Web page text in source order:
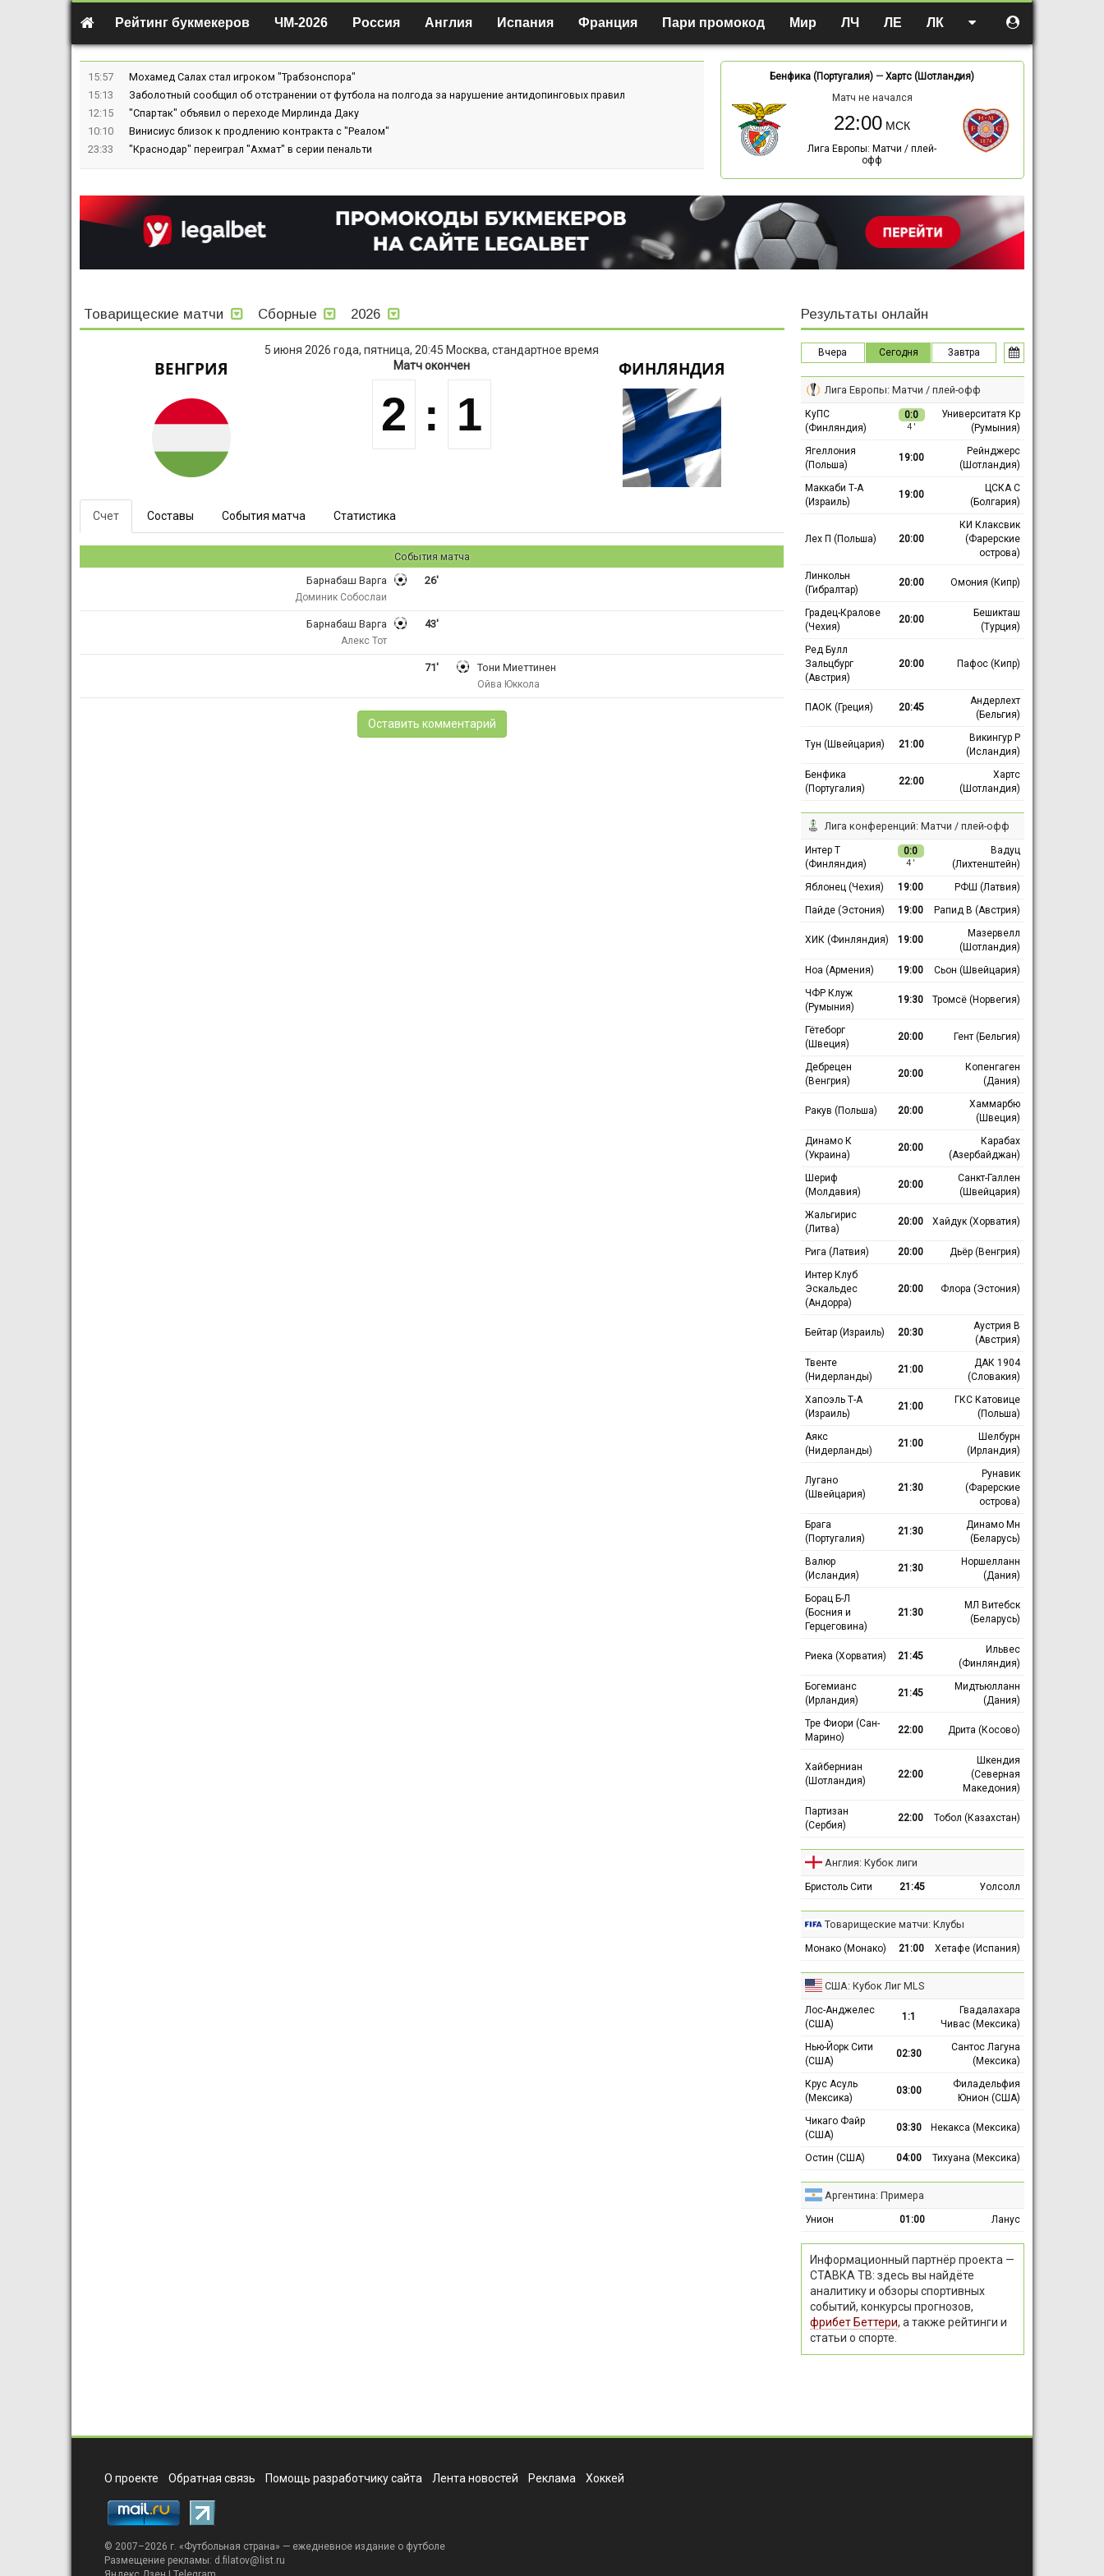
Рейтинг букмекеров ЧМ-2026 Россия Англия Испания Франция Пари промокод Мир ЛЧ ЛЕ ЛК
15:57
Мохамед Салах стал игроком "Трабзонспора"
15:13
Заболотный сообщил об отстранении от футбола на полгода за нарушение антидопинговых правил
12:15
"Спартак" объявил о переходе Мирлинда Даку
10:10
Винисиус близок к продлению контракта с "Реалом"
23:33
"Краснодар" переиграл "Ахмат" в серии пенальти
Бенфика (Португалия) —Хартс (Шотландия)
Матч не начался
22:00
Лига Европы: Матчи / плей-
офф
Товарищеские матчи Сборные 2026
5 июня 2026 года, пятница, 20:45 Москва, стандартное время
ВЕНГРИЯ Матч окончен
2 : 1
ФИНЛЯНДИЯ
Счет Составы События матча Статистика
События матча
26'
Барнабаш Варга
Доминик Собослаи
43'
Барнабаш Варга
Алекс Тот
71' Тони Миеттинен
Ойва Юккола
Оставить комментарий
Результаты онлайн
Вчера Сегодня Завтра
Лига Европы: Матчи / плей-офф
КуПС
(Финляндия)
0:0
4 ′
Университатя Кр
(Румыния)
Ягеллония
(Польша)
19:00
Рейнджерс
(Шотландия)
Маккаби Т-А
(Израиль)
19:00
ЦСКА С
(Болгария)
Лех П (Польша) 20:00
КИ Клаксвик
(Фарерские
острова)
Линкольн
(Гибралтар)
20:00 Омония (Кипр)
Градец-Кралове
(Чехия)
20:00
Бешикташ
(Турция)
Ред Булл
Зальцбург
(Австрия)
20:00 Пафос (Кипр)
ПАОК (Греция) 20:45
Андерлехт
(Бельгия)
Тун (Швейцария) 21:00
Викингур Р
(Исландия)
Бенфика
(Португалия)
22:00
Хартс
(Шотландия)
Лига конференций: Матчи / плей-офф
Интер Т
(Финляндия)
0:0
4 ′
Вадуц
(Лихтенштейн)
Яблонец (Чехия)
19:00
РФШ (Латвия)
Пайде (Эстония)
19:00 Рапид В (Австрия)
ХИК (Финляндия) 19:00
Мазервелл
(Шотландия)
Ноа (Армения)
19:00
Сьон (Швейцария)
ЧФР Клуж
(Румыния)
19:30 Тромсё (Норвегия)
Гётеборг
(Швеция)
20:00 Гент (Бельгия)
Дебрецен
(Венгрия)
20:00
Копенгаген
(Дания)
Ракув (Польша) 20:00
Хаммарбю
(Швеция)
Динамо К
(Украина)
20:00
Карабах
(Азербайджан)
Шериф
(Молдавия)
20:00
Санкт-Галлен
(Швейцария)
Жальгирис
(Литва)
20:00 Хайдук (Хорватия)
Рига (Латвия) 20:00
Дьёр (Венгрия)
Интер Клуб
Эскальдес
(Андорра)
20:00 Флора (Эстония)
Бейтар (Израиль) 20:30
Аустрия В
(Австрия)
Твенте
(Нидерланды)
21:00
ДАК 1904
(Словакия)
Хапоэль Т-А
(Израиль)
21:00
ГКС Катовице
(Польша)
Аякс
(Нидерланды)
21:00
Шелбурн
(Ирландия)
Лугано
(Швейцария)
21:30
Рунавик
(Фарерские
острова)
Брага
(Португалия)
21:30
Динамо Мн
(Беларусь)
Валюр
(Исландия)
21:30
Норшелланн
(Дания)
Борац Б-Л
(Босния и
Герцеговина)
21:30
МЛ Витебск
(Беларусь)
Риека (Хорватия) 21:45
Ильвес
(Финляндия)
Богемианс
(Ирландия)
21:45
Мидтьюлланн
(Дания)
Тре Фиори (Сан-
Марино)
22:00 Дрита (Косово)
Хайберниан
(Шотландия)
22:00
Шкендия
(Северная
Македония)
Партизан
(Сербия)
22:00 Тобол (Казахстан)
Англия: Кубок лиги
Бристоль Сити 21:45 Уолсолл
Товарищеские матчи: Клубы
Монако (Монако) 21:00 Хетафе (Испания)
США: Кубок Лиг MLS
Лос-Анджелес
(США)
1:1
Гвадалахара
Чивас (Мексика)
Нью-Йорк Сити
(США)
02:30
Сантос Лагуна
(Мексика)
Крус Асуль
(Мексика)
03:00
Филадельфия
Юнион (США)
Чикаго Файр
(США)
03:30 Некакса (Мексика)
Остин (США) 04:00 Тихуана (Мексика)
Аргентина: Примера
Унион 01:00 Ланус
Информационный партнёр проекта —
СТАВКА ТВ: здесь вы найдёте
аналитику и обзоры спортивных
событий, конкурсы прогнозов,
фрибет Беттери, а также рейтинги и
статьи о спорте.
О проекте Обратная связь Помощь разработчику сайта Лента новостей Реклама Хоккей
© 2007–2026 г. «Футбольная страна» — ежедневное издание о футболе
Размещение рекламы: d.filatov@list.ru